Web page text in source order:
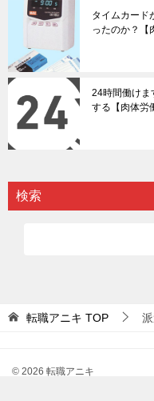
タイムカード
ったのか？【
24時間働け
する【肉体労
検索
転職アニキ TOP
© 2026 転職アニキ